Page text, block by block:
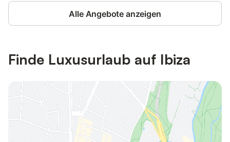
Alle Angebote anzeigen
Finde Luxusurlaub auf Ibiza